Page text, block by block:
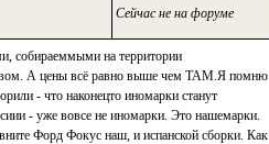
Сейчас не на форуме
собираеммыми на территории
А цены всё равно выше чем ТАМ.Я помню
- что наконецто иномарки станут
- уже вовсе не иномарки. Это нашемарки.
Форд Фокус наш, и испанской сборки. Как